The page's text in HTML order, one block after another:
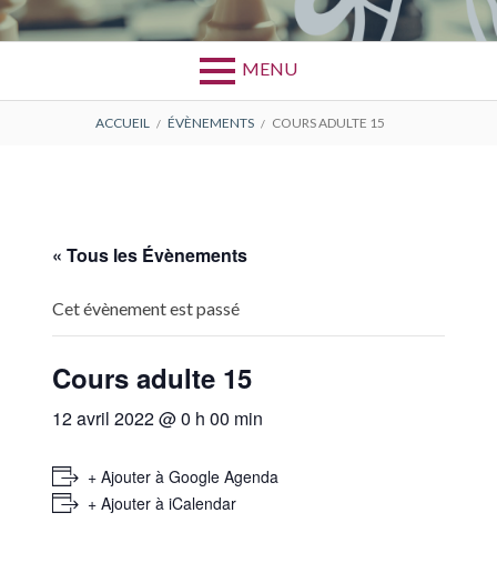
MENU
ACCUEIL ÉVÈNEMENTS COURS ADULTE 15
« Tous les Évènements
Cet évènement est passé
Cours adulte 15
12 avril 2022 @ 0 h 00 min
+ Ajouter à Google Agenda
+ Ajouter à iCalendar